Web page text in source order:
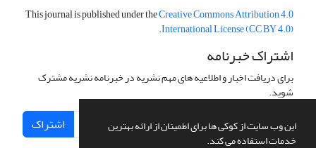
این وب سایت از کوکی ها برای اطمینان از ارائه بهترین
خدمات استفاده می کند.
This journal is published under theCreative Commons Attribution 4.0
International License (CC BY 4.0)
.
اشتراک خبرنامه
برای دریافت اخبار و اطلاعیه های مهم نشریه در خبرنامه نشریه مشترک
شوید.
اشتراک